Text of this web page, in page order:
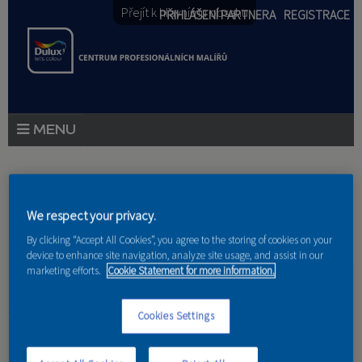
Přejít k hlavnímu obsahu
PŘIHLÁŠENÍ PARTNERA REGISTRACE
PORADENSTVÍ
AKCE A NOVINKY
PARTNEŘI
Jste zde
Domů »Partneri
Barbora Foltýnová
We respect your privacy.
By clicking “Accept All Cookies”, you agree to the storing of cookies on your
device to enhance site navigation, analyze site usage, and assist in our
marketing efforts. Cookie Statement for more information.
Cookies Settings